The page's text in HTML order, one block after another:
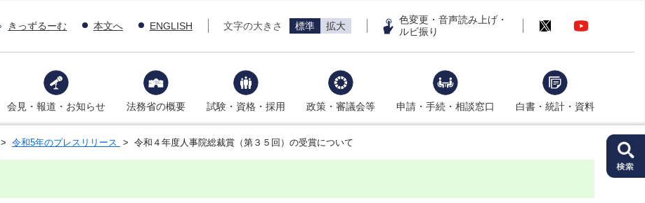
きっずるーむ 本文へ ENGLISH 文字の大きさ 標準 拡大
色変更・音声読み上げ・
ルビ振り
会見・報道・お知らせ 法務省の概要 試験・資格・採用 政策・審議会等 申請・手続・相談窓口 白書・統計・資料
> 令和5年のプレスリリース > 令和４年度人事院総裁賞（第３５回）の受賞について